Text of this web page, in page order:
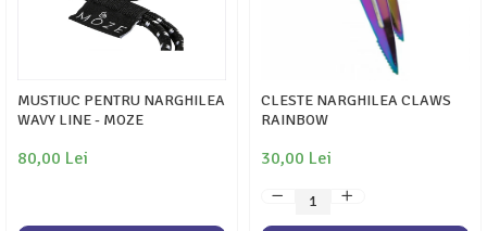
MUSTIUC PENTRU NARGHILEA
WAVY LINE - MOZE
80,00 Lei
CLESTE NARGHILEA CLAWS
RAINBOW
30,00 Lei